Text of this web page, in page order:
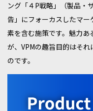
ング「４P戦略」（製品・
告」にフォーカスしたマ
素を含む施策です。魅力
が、VPMの趣旨目的はそ
のです。